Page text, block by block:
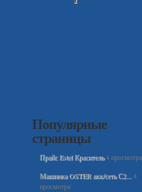
Популярные
страницы
Прайс Estel Краситель4 просмотра
Машинка OSTER акк/сеть С2...4
просмотра